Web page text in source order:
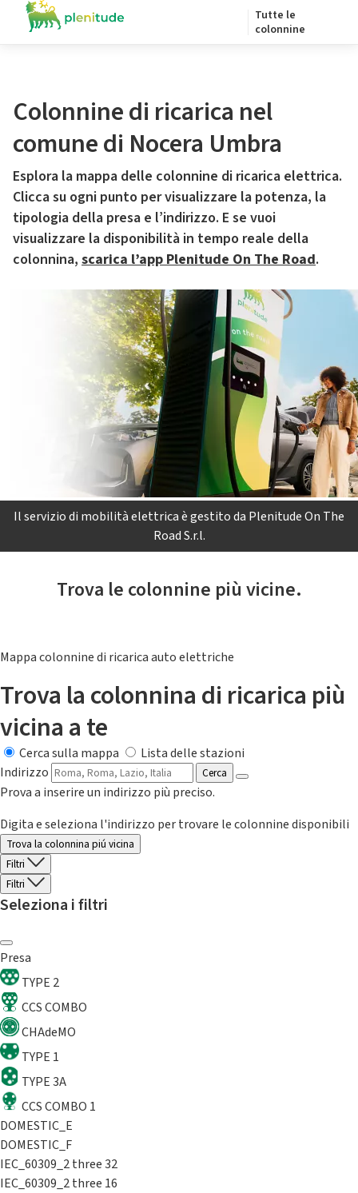
Tutte le
colonnine
Colonnine di ricarica nel
comune di Nocera Umbra
Esplora la mappa delle colonnine di ricarica elettrica.
Clicca su ogni punto per visualizzare la potenza, la
tipologia della presa e l’indirizzo. E se vuoi
visualizzare la disponibilità in tempo reale della
colonnina, scarica l’app Plenitude On The Road.
Il servizio di mobilità elettrica è gestito da Plenitude On The
Road S.r.l.
Trova le colonnine più vicine.
Mappa colonnine di ricarica auto elettriche
Trova la colonnina di ricarica più
vicina a te
Cerca sulla mappa
Lista delle stazioni
Indirizzo
Cerca
Prova a inserire un indirizzo più preciso.
Digita e seleziona l'indirizzo per trovare le colonnine disponibili
Trova la colonnina piú vicina
Filtri
Filtri
Seleziona i filtri
Presa
TYPE 2
CCS COMBO
CHAdeMO
TYPE 1
TYPE 3A
CCS COMBO 1
DOMESTIC_E
DOMESTIC_F
IEC_60309_2 three 32
IEC_60309_2 three 16